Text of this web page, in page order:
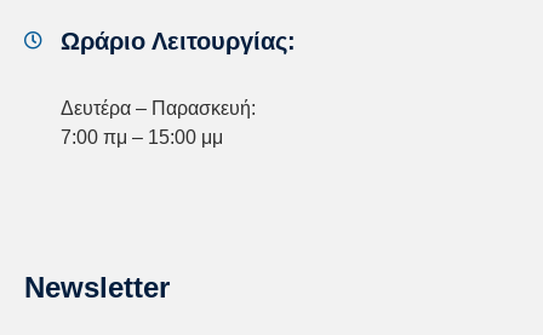
Ωράριο Λειτουργίας:
Δευτέρα – Παρασκευή:
7:00 πμ – 15:00 μμ
Newsletter